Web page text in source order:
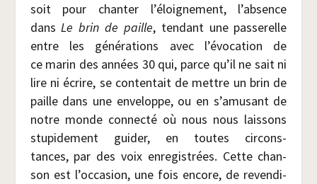
soit pour chan­ter l’éloignement, l’absence
dansLe brin de paille, ten­dant une pas­se­relle
entre les géné­ra­tions avec l’évocation de
ce marin des années 30 qui, parce qu’il ne sait ni
lire ni écrire, se conten­tait de mettre un brin de
paille dans une enve­loppe, ou en s’amusant de
notre monde connec­té où nous nous lais­sons
stu­pi­de­ment gui­der, en toutes cir­cons­
tances, par des voix enre­gis­trées. Cette chan­
son est l’occasion, une fois encore, de reven­di­